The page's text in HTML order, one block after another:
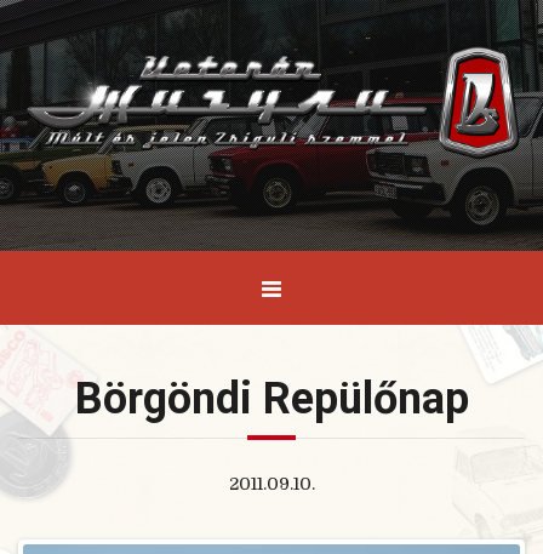
Börgöndi Repülőnap
2011.09.10.